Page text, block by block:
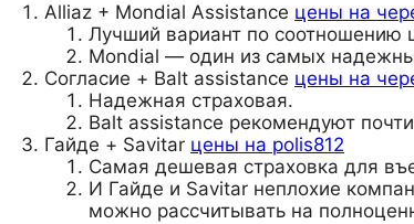
Alliaz + Mondial Assistance цены на
Лучший вариант по соотношению
Mondial — один из самых
Согласие + Balt assistance цены на
Надежная страховая.
Balt assistance рекомендуют
Гайде + Savitar цены на polis812
Самая дешевая страховка для
И Гайде и Savitar неплохие
можно рассчитывать на